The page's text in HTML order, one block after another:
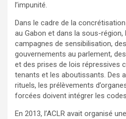
l’impunité.
Dans le cadre de la
au Gabon et dans la sous-région,
campagnes de sensibilisation,
gouvernements au parlement,
et des prises de lois répressives
tenants et les aboutissants. Des
rituels, les prélèvements
forcées doivent intégrer les
En 2013, l’ACLR avait organisé